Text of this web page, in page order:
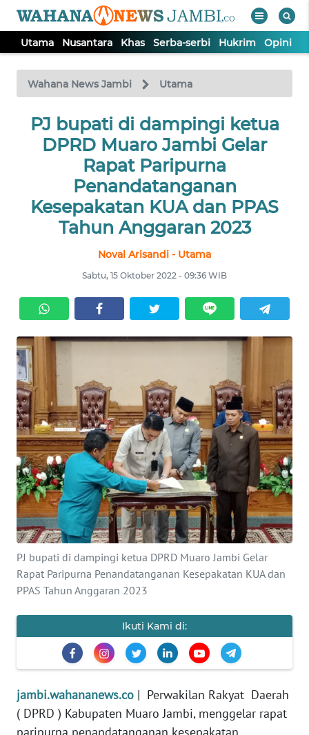
Utama Nusantara Khas Serba-serbi Hukrim Opini
Wahana News Jambi Utama
PJ bupati di dampingi ketua
DPRD Muaro Jambi Gelar
Rapat Paripurna
Penandatanganan
Kesepakatan KUA dan PPAS
Tahun Anggaran 2023
Noval Arisandi - Utama
Sabtu, 15 Oktober 2022 - 09:36 WIB
PJ bupati di dampingi ketua DPRD Muaro Jambi Gelar
Rapat Paripurna Penandatanganan Kesepakatan KUA dan
PPAS Tahun Anggaran 2023
Ikuti Kami di:
jambi.wahananews.co | Perwakilan Rakyat Daerah
( DPRD ) Kabupaten Muaro Jambi, menggelar rapat
TV
Tutup
UTAMA
KHAS
PERISTIWA
Informasi
INDEKS
BERITA
KONTAK
KAMI
INFO
IKLAN
TENTANG
PEDOMAN
SIBER